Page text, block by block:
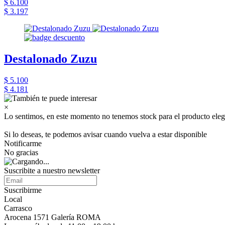
$ 6.100
$ 3.197
Destalonado Zuzu
$ 5.100
$ 4.181
×
Lo sentimos, en este momento no tenemos stock para el producto
Si lo deseas, te podemos avisar cuando vuelva a estar disponible
Notificarme
No gracias
Suscribite a nuestro newsletter
Suscribirme
Local
Carrasco
Arocena 1571 Galería ROMA